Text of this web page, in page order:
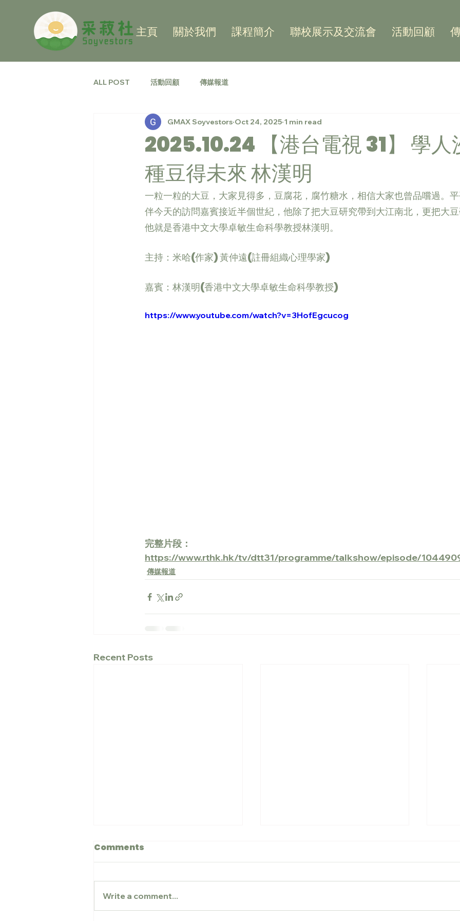
主頁 關於我們 課程簡介 聯校展示及交流會 活動回顧
ALL POST 活動回顧 傳媒報道
2025.10.24 【港台電視 31】 學人
種豆得未來 林漢明
GMAX Soyvestors Oct 24, 2025 1 min read
一粒一粒的大豆，大家見得多，豆腐花，腐竹糖水，相信大家也曾品嚐過。
伴今天的訪問嘉賓接近半個世紀，他除了把大豆研究帶到大江南北，更把大豆
他就是香港中文大學卓敏生命科學教授林漢明。
主持：米哈(作家) 黃仲遠(註冊組織心理學家)
嘉賓：林漢明(香港中文大學卓敏生命科學教授)
https://www.youtube.com/watch?v=3HofEgcucog
完整片段：
https://www.rthk.hk/tv/dtt31/programme/talkshow/episode/
傳媒報道
Recent Posts
Comments
Write a comment...